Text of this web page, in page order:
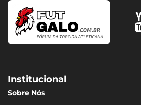
Institucional
Sobre Nós